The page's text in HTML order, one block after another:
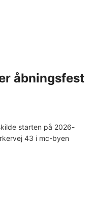
åbningsfest
starten på 2026-
43 i mc-byen